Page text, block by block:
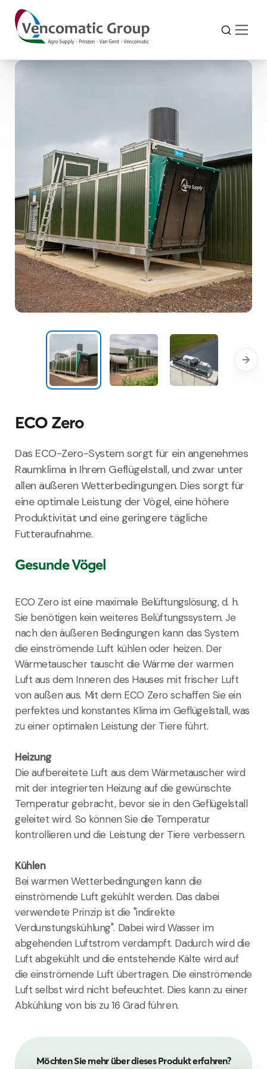
ECO Zero
Das ECO-Zero-System sorgt für ein angenehmes
Raumklima in Ihrem Geflügelstall, und zwar unter
allen äußeren Wetterbedingungen. Dies sorgt für
eine optimale Leistung der Vögel, eine höhere
Produktivität und eine geringere tägliche
Futteraufnahme.
Gesunde Vögel
ECO Zero ist eine maximale Belüftungslösung, d. h.
Sie benötigen kein weiteres Belüftungssystem. Je
nach den äußeren Bedingungen kann das System
die einströmende Luft kühlen oder heizen. Der
Wärmetauscher tauscht die Wärme der warmen
Luft aus dem Inneren des Hauses mit frischer Luft
von außen aus. Mit dem ECO Zero schaffen Sie ein
perfektes und konstantes Klima im Geflügelstall, was
zu einer optimalen Leistung der Tiere führt.
Heizung
Die aufbereitete Luft aus dem Wärmetauscher wird
mit der integrierten Heizung auf die gewünschte
Temperatur gebracht, bevor sie in den Geflügelstall
geleitet wird. So können Sie die Temperatur
kontrollieren und die Leistung der Tiere verbessern.
Kühlen
Bei warmen Wetterbedingungen kann die
einströmende Luft gekühlt werden. Das dabei
verwendete Prinzip ist die "indirekte
Verdunstungskühlung". Dabei wird Wasser im
abgehenden Luftstrom verdampft. Dadurch wird die
Luft abgekühlt und die entstehende Kälte wird auf
die einströmende Luft übertragen. Die einströmende
Luft selbst wird nicht befeuchtet. Dies kann zu einer
Abkühlung von bis zu 16 Grad führen.
Möchten Sie mehr über dieses Produkt erfahren?